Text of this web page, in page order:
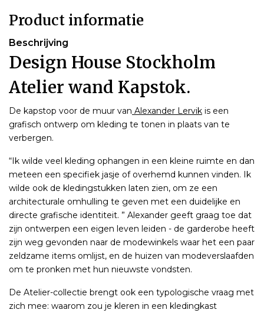
Product informatie
Beschrijving
Design House Stockholm
Atelier wand Kapstok.
De kapstop voor de muur van Alexander Lervik is een
grafisch ontwerp om kleding te tonen in plaats van te
verbergen.
“Ik wilde veel kleding ophangen in een kleine ruimte en dan
meteen een specifiek jasje of overhemd kunnen vinden. Ik
wilde ook de kledingstukken laten zien, om ze een
architecturale omhulling te geven met een duidelijke en
directe grafische identiteit. ” Alexander geeft graag toe dat
zijn ontwerpen een eigen leven leiden - de garderobe heeft
zijn weg gevonden naar de modewinkels waar het een paar
zeldzame items omlijst, en de huizen van modeverslaafden
om te pronken met hun nieuwste vondsten.
De Atelier-collectie brengt ook een typologische vraag met
zich mee: waarom zou je kleren in een kledingkast